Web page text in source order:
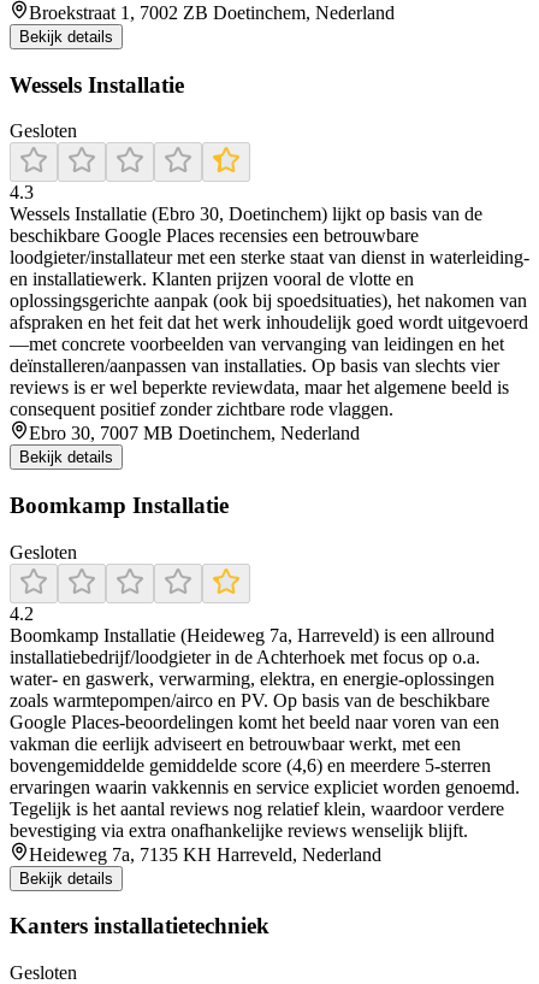
Broekstraat 1, 7002 ZB Doetinchem, Nederland
Bekijk details
Wessels Installatie
Gesloten
4.3
Wessels Installatie (Ebro 30, Doetinchem) lijkt op basis van de
beschikbare Google Places recensies een betrouwbare
loodgieter/installateur met een sterke staat van dienst in waterleiding-
en installatiewerk. Klanten prijzen vooral de vlotte en
oplossingsgerichte aanpak (ook bij spoedsituaties), het nakomen van
afspraken en het feit dat het werk inhoudelijk goed wordt uitgevoerd
—met concrete voorbeelden van vervanging van leidingen en het
deïnstalleren/aanpassen van installaties. Op basis van slechts vier
reviews is er wel beperkte reviewdata, maar het algemene beeld is
consequent positief zonder zichtbare rode vlaggen.
Ebro 30, 7007 MB Doetinchem, Nederland
Bekijk details
Boomkamp Installatie
Gesloten
4.2
Boomkamp Installatie (Heideweg 7a, Harreveld) is een allround
installatiebedrijf/loodgieter in de Achterhoek met focus op o.a.
water- en gaswerk, verwarming, elektra, en energie-oplossingen
zoals warmtepompen/airco en PV. Op basis van de beschikbare
Google Places-beoordelingen komt het beeld naar voren van een
vakman die eerlijk adviseert en betrouwbaar werkt, met een
bovengemiddelde gemiddelde score (4,6) en meerdere 5-sterren
ervaringen waarin vakkennis en service expliciet worden genoemd.
Tegelijk is het aantal reviews nog relatief klein, waardoor verdere
bevestiging via extra onafhankelijke reviews wenselijk blijft.
Heideweg 7a, 7135 KH Harreveld, Nederland
Bekijk details
Kanters installatietechniek
Gesloten